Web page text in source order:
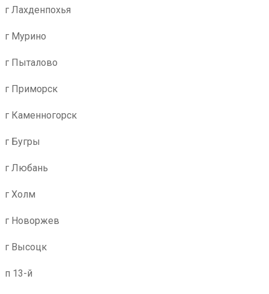
г Лахденпохья
г Мурино
г Пыталово
г Приморск
г Каменногорск
г Бугры
г Любань
г Холм
г Новоржев
г Высоцк
п 13-й